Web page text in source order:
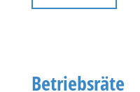
Betriebsräte